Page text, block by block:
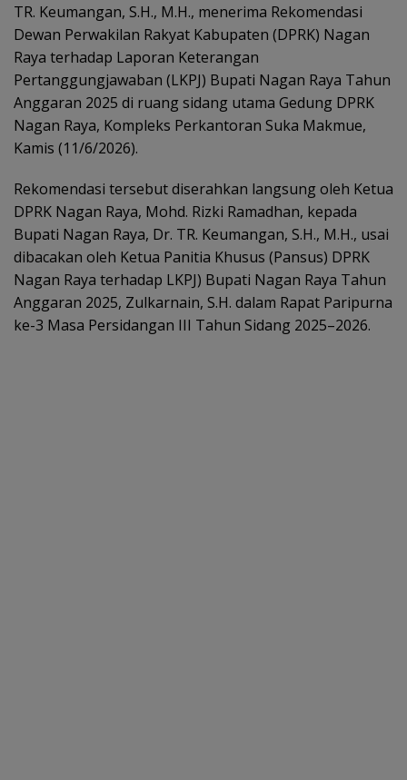
TR. Keumangan, S.H., M.H., menerima Rekomendasi
Dewan Perwakilan Rakyat Kabupaten (DPRK) Nagan
Raya terhadap Laporan Keterangan
Pertanggungjawaban (LKPJ) Bupati Nagan Raya Tahun
Anggaran 2025 di ruang sidang utama Gedung DPRK
Nagan Raya, Kompleks Perkantoran Suka Makmue,
Kamis (11/6/2026).
Rekomendasi tersebut diserahkan langsung oleh Ketua
DPRK Nagan Raya, Mohd. Rizki Ramadhan, kepada
Bupati Nagan Raya, Dr. TR. Keumangan, S.H., M.H., usai
dibacakan oleh Ketua Panitia Khusus (Pansus) DPRK
Nagan Raya terhadap LKPJ) Bupati Nagan Raya Tahun
Anggaran 2025, Zulkarnain, S.H. dalam Rapat Paripurna
ke-3 Masa Persidangan III Tahun Sidang 2025–2026.